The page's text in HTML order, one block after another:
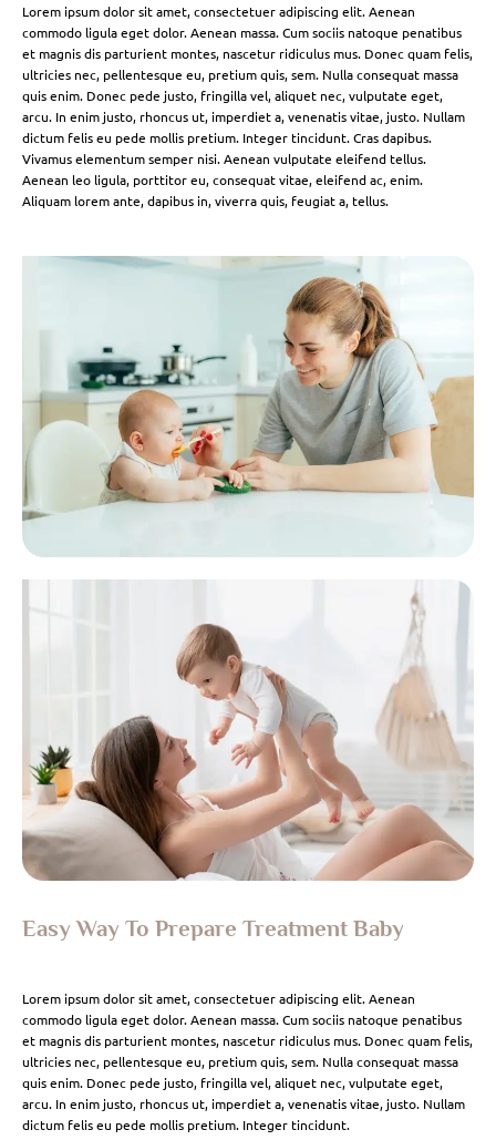
Lorem ipsum dolor sit amet, consectetuer adipiscing elit. Aenean
commodo ligula eget dolor. Aenean massa. Cum sociis natoque penatibus
et magnis dis parturient montes, nascetur ridiculus mus. Donec quam felis,
ultricies nec, pellentesque eu, pretium quis, sem. Nulla consequat massa
quis enim. Donec pede justo, fringilla vel, aliquet nec, vulputate eget,
arcu. In enim justo, rhoncus ut, imperdiet a, venenatis vitae, justo. Nullam
dictum felis eu pede mollis pretium. Integer tincidunt. Cras dapibus.
Vivamus elementum semper nisi. Aenean vulputate eleifend tellus.
Aenean leo ligula, porttitor eu, consequat vitae, eleifend ac, enim.
Aliquam lorem ante, dapibus in, viverra quis, feugiat a, tellus.
Easy Way To Prepare Treatment Baby
Lorem ipsum dolor sit amet, consectetuer adipiscing elit. Aenean
commodo ligula eget dolor. Aenean massa. Cum sociis natoque penatibus
et magnis dis parturient montes, nascetur ridiculus mus. Donec quam felis,
ultricies nec, pellentesque eu, pretium quis, sem. Nulla consequat massa
quis enim. Donec pede justo, fringilla vel, aliquet nec, vulputate eget,
arcu. In enim justo, rhoncus ut, imperdiet a, venenatis vitae, justo. Nullam
dictum felis eu pede mollis pretium. Integer tincidunt.